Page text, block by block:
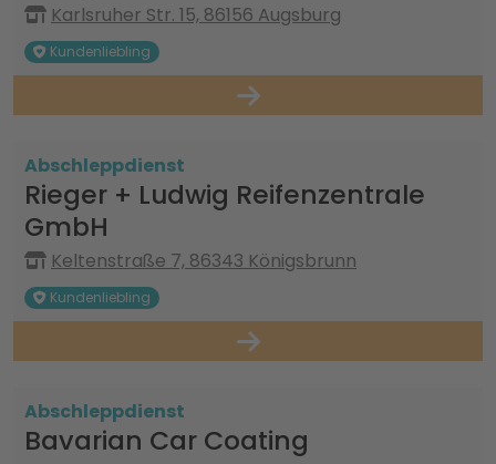
Karlsruher Str. 15, 86156 Augsburg
Kundenliebling
Abschleppdienst
Rieger + Ludwig Reifenzentrale
GmbH
Keltenstraße 7, 86343 Königsbrunn
Kundenliebling
Abschleppdienst
Bavarian Car Coating